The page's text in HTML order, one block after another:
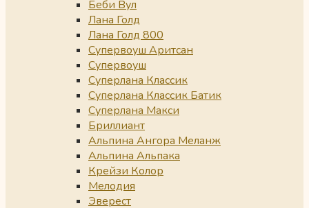
Беби Вул
Лана Голд
Лана Голд 800
Супервоуш Аритсан
Супервоуш
Суперлана Классик
Суперлана Классик Батик
Суперлана Макси
Бриллиант
Альпина Ангора Меланж
Альпина Альпака
Крейзи Колор
Мелодия
Эверест